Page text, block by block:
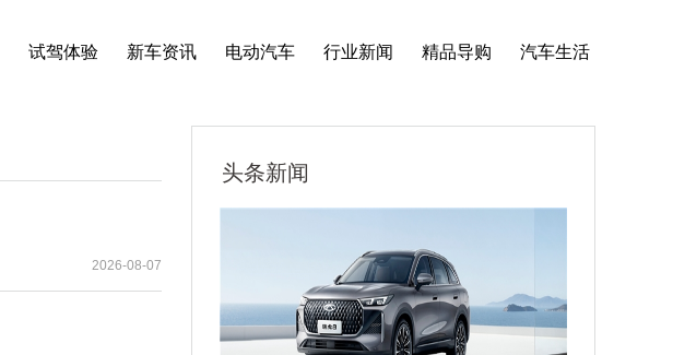
试驾体验 新车资讯 电动汽车 行业新闻 精品导购 汽车生活
2026-08-07
头条新闻